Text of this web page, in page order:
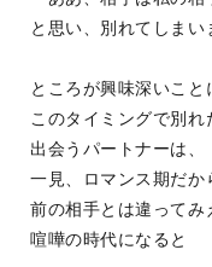
と思い、別れてしまい
ところが興味深いこと
このタイミングで別れ
出会うパートナーは、
一見、ロマンス期だか
前の相手とは違ってみ
喧嘩の時代になると